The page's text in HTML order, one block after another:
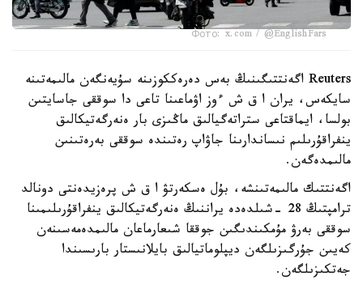
Фото: x.com / @EnglishFars
Reuters اگەنتتىگىنىڭ بەس دەرەككوزىنە سۇيەنگەن مالىمەتىنە
سايكەس، يران ا ق ش ءوز اۋماعىنا تاعى دا سوققى جاسايتىن
بولسا، ايماقتاعى ستراتەگيالىق ماڭىزى بار ەنەرگەتيكالىق
ينفراقۇرىلىم نىساندارىنا جاۋاپ رەتىندە سوققى بەرەتىنىن
مالىمدەگەن.
اگەنتتىك مالىمەتىنشە، بۇل ەسكەرتۋ ا ق ش پرەزيدەنتى دونالد
ترامپتىڭ 28 -شىلدەدە يراننىڭ ەنەرگەتيكالىق ينفراقۇرىلىمىنا
سوققى بەرۋ مۇمكىندىگىن جوققا شىعارماعان مالىمدەمەسىنەن
كەيىن جۇرگىزىلگەن ديپلوماتيالىق بايلانىستار بارىسىندا
جەتكىزىلگەن.